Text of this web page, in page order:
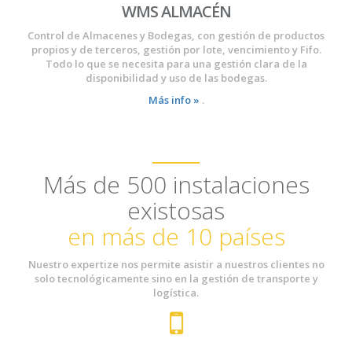
WMS ALMACÉN
Control de Almacenes y Bodegas, con gestión de productos
propios y de terceros, gestión por lote, vencimiento y Fifo.
Todo lo que se necesita para una gestión clara de la
disponibilidad y uso de las bodegas.
Más info » .
Más de 500 instalaciones
existosas
en más de 10 países
Nuestro expertize nos permite asistir a nuestros clientes no
solo tecnológicamente sino en la gestión de transporte y
logística.